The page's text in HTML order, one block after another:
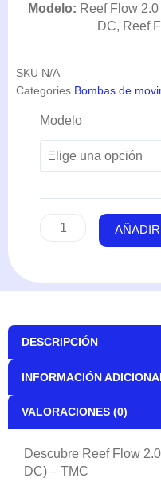
Modelo: Reef Flow
DC, Reef
SKU N/A
Categories Bombas de
Modelo
Reef
2.0
(Desde
hasta
TMC
DESCRIPCIÓN
INFORMACIÓN
VALORACIONES (0)
Descubre Reef Flow
DC) – TMC